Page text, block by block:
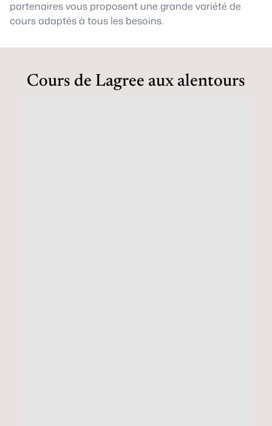
partenaires vous proposent une grande variété de
cours adaptés à tous les besoins.
Cours de Lagree aux alentours